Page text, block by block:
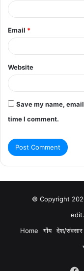
Email *
Website
Save my name,
time I comment.
© Copyright
Home
गोंय देश/संवसार